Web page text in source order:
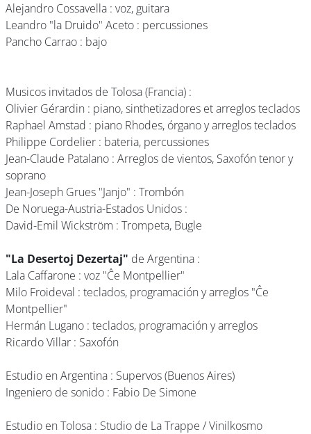
Alejandro Cossavella : voz, guitara
Leandro "la Druido" Aceto : percussiones
Pancho Carrao : bajo
Musicos invitados de Tolosa (Francia) :
Olivier Gérardin : piano, sinthetizadores et arreglos teclados
Raphael Amstad : piano Rhodes, órgano y arreglos teclados
Philippe Cordelier : bateria, percussiones
Jean-Claude Patalano : Arreglos de vientos, Saxofón tenor y
soprano
Jean-Joseph Grues "Janjo" : Trombón
De Noruega-Austria-Estados Unidos :
David-Emil Wickström : Trompeta, Bugle
"La Desertoj Dezertaj" de Argentina :
Lala Caffarone : voz "Ĉe Montpellier"
Milo Froideval : teclados, programación y arreglos "Ĉe
Montpellier"
Hermán Lugano : teclados, programación y arreglos
Ricardo Villar : Saxofón
Estudio en Argentina : Supervos (Buenos Aires)
Ingeniero de sonido : Fabio De Simone
Estudio en Tolosa : Studio de La Trappe / Vinilkosmo